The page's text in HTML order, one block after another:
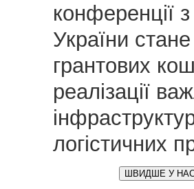
конференції
України
грантових
реалізації
логістичних
ШВИДШЕ У НАС